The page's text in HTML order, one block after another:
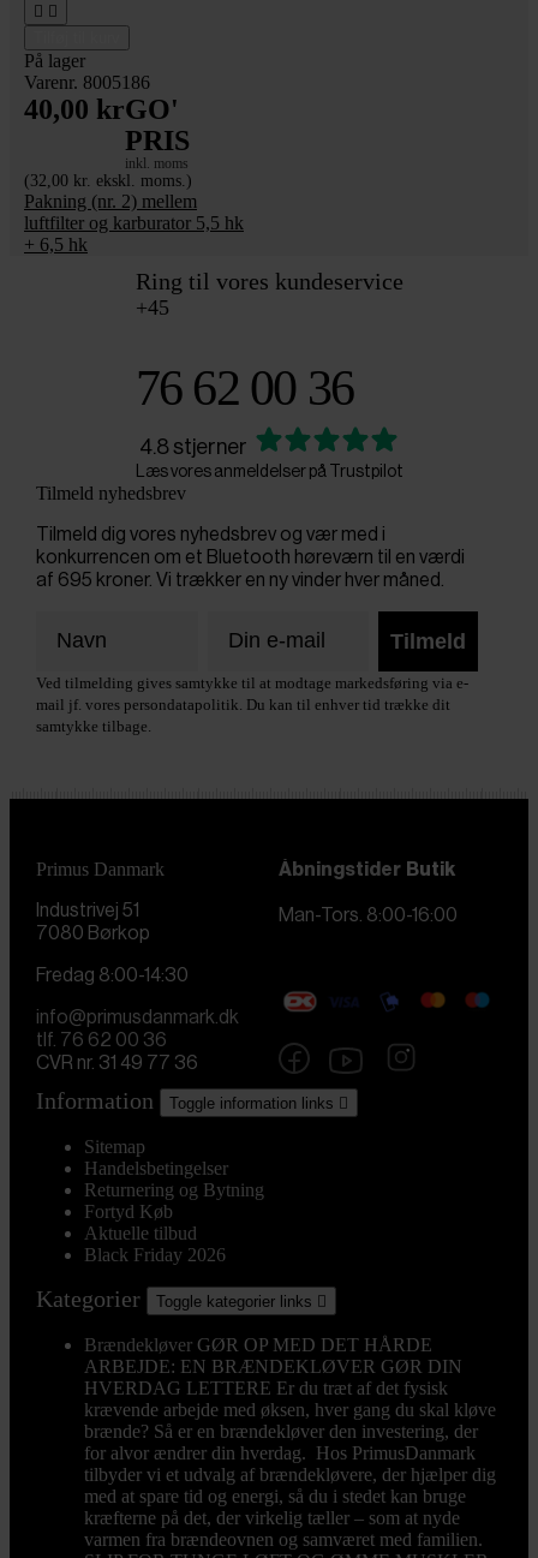
 
På lager
Varenr. 8005186
40,00 krGO'
PRIS
inkl. moms
(32,00 kr. ekskl. moms.)
Pakning (nr. 2) mellem
luftfilter og karburator 5,5 hk
+ 6,5 hk
Ring til vores kundeservice
+45
76 62 00 36
4.8 stjerner
Læs vores anmeldelser på Trustpilot
Tilmeld nyhedsbrev
Tilmeld dig vores nyhedsbrev og vær med i
konkurrencen om et Bluetooth høreværn til en værdi
af 695 kroner. Vi trækker en ny vinder hver måned.
Tilmeld
Ved tilmelding gives samtykke til at modtage markedsføring via e-
mail jf. vores persondatapolitik. Du kan til enhver tid trække dit
samtykke tilbage.
Primus Danmark
Industrivej 51
7080 Børkop
Åbningstider Butik
Man-Tors. 8:00-16:00
Fredag 8:00-14:30
info@primusdanmark.dk
tlf. 76 62 00 36
CVR nr. 31 49 77 36
Information Toggle information links 
Sitemap
Handelsbetingelser
Returnering og Bytning
Fortyd Køb
Aktuelle tilbud
Black Friday 2026
Kategorier Toggle kategorier links 
Brændekløver GØR OP MED DET HÅRDE
ARBEJDE: EN BRÆNDEKLØVER GØR DIN
HVERDAG LETTERE Er du træt af det fysisk
krævende arbejde med øksen, hver gang du skal kløve
brænde? Så er en brændekløver den investering, der
for alvor ændrer din hverdag. Hos PrimusDanmark
tilbyder vi et udvalg af brændekløvere, der hjælper dig
med at spare tid og energi, så du i stedet kan bruge
kræfterne på det, der virkelig tæller – som at nyde
varmen fra brændeovnen og samværet med familien.